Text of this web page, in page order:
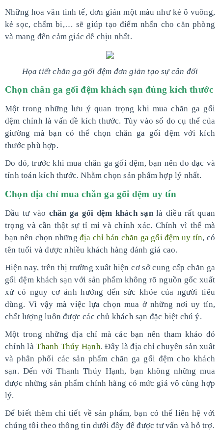
Những hoa văn tinh tế, đơn giản một màu như kẻ ô vuông,
kẻ sọc, chấm bi,… sẽ giúp tạo điểm nhấn cho căn phòng
và mang đến cảm giác dễ chịu nhất.
Họa tiết chăn ga gối đệm đơn giản tạo sự cân đối
Chọn chăn ga gối đệm khách sạn đúng kích thước
Một trong những lưu ý quan trọng khi mua chăn ga gối
đệm chính là vấn đề kích thước. Tùy vào số đo cụ thể của
giường mà bạn có thể chọn chăn ga gối đệm với kích
thước phù hợp.
Do đó, trước khi mua chăn ga gối đệm, bạn nên đo đạc và
tính toán kích thước. Nhằm chọn sản phẩm hợp lý nhất.
Chọn địa chỉ mua chăn ga gối đệm uy tín
Đầu tư vào chăn ga gối đệm khách sạnlà điều rất quan
trọng và cần thật sự tỉ mỉ và chính xác. Chính vì thế mà
bạn nên chọn những địa chỉ bán chăn ga gối đệm uy tín, có
tên tuổi và được nhiều khách hàng đánh giá cao.
Hiện nay, trên thị trường xuất hiện cơ sở cung cấp chăn ga
gối đệm khách sạn với sản phẩm không rõ nguồn gốc xuất
xứ có nguy cơ ảnh hưởng đến sức khỏe của người tiêu
dùng. Vì vậy mà việc lựa chọn mua ở những nơi uy tín,
chất lượng luôn được các chủ khách sạn đặc biệt chú ý.
Một trong những địa chỉ mà các bạn nên tham khảo đó
chính làThanh Thúy Hạnh. Đây là địa chỉ chuyên sản xuất
và phân phối các sản phẩm chăn ga gối đệm cho khách
sạn. Đến với Thanh Thúy Hạnh, bạn không những mua
được những sản phẩm chính hãng có mức giá vô cùng hợp
lý.
Để biết thêm chi tiết về sản phẩm, bạn có thể liên hệ với
chúng tôi theo thông tin dưới đây để được tư vấn và hỗ trợ.